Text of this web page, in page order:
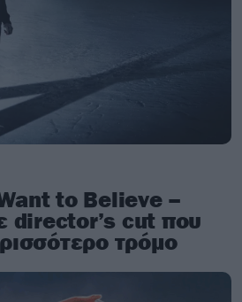
to Believe –
director’s cut που
τρόμο